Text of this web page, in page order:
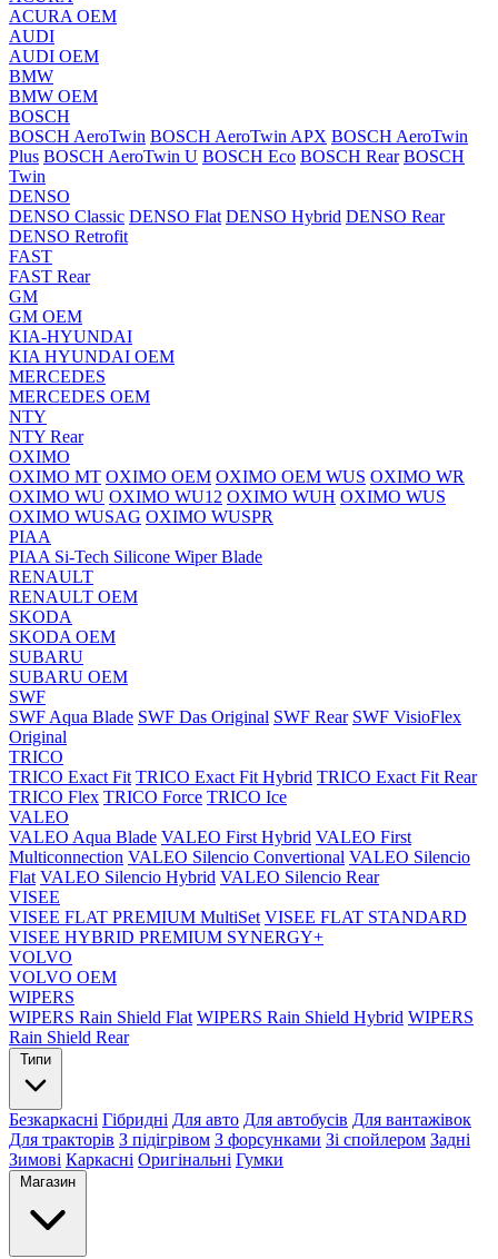
ACURA OEM
AUDI
AUDI OEM
BMW
BMW OEM
BOSCH
BOSCH AeroTwin BOSCH AeroTwin APX BOSCH AeroTwin
Plus BOSCH AeroTwin U BOSCH Eco BOSCH Rear BOSCH
Twin
DENSO
DENSO Classic DENSO Flat DENSO Hybrid DENSO Rear
DENSO Retrofit
FAST
FAST Rear
GM
GM OEM
KIA-HYUNDAI
KIA HYUNDAI OEM
MERCEDES
MERCEDES OEM
NTY
NTY Rear
OXIMO
OXIMO MT OXIMO OEM OXIMO OEM WUS OXIMO WR
OXIMO WU OXIMO WU12 OXIMO WUH OXIMO WUS
OXIMO WUSAG OXIMO WUSPR
PIAA
PIAA Si-Tech Silicone Wiper Blade
RENAULT
RENAULT OEM
SKODA
SKODA OEM
SUBARU
SUBARU OEM
SWF
SWF Aqua Blade SWF Das Original SWF Rear SWF VisioFlex
Original
TRICO
TRICO Exact Fit TRICO Exact Fit Hybrid TRICO Exact Fit Rear
TRICO Flex TRICO Force TRICO Ice
VALEO
VALEO Aqua Blade VALEO First Hybrid VALEO First
Multiconnection VALEO Silencio Convertional VALEO Silencio
Flat VALEO Silencio Hybrid VALEO Silencio Rear
VISEE
VISEE FLAT PREMIUM MultiSet VISEE FLAT STANDARD
VISEE HYBRID PREMIUM SYNERGY+
VOLVO
VOLVO OEM
WIPERS
WIPERS Rain Shield Flat WIPERS Rain Shield Hybrid WIPERS
Rain Shield Rear
Типи
Безкаркасні Гібридні Для авто Для автобусів Для вантажівок
Для тракторів З підігрівом З форсунками Зі спойлером Задні
Зимові Каркасні Оригінальні Гумки
Магазин